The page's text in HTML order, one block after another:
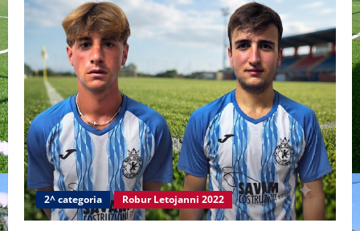
2^ categoria Robur Letojanni 2022